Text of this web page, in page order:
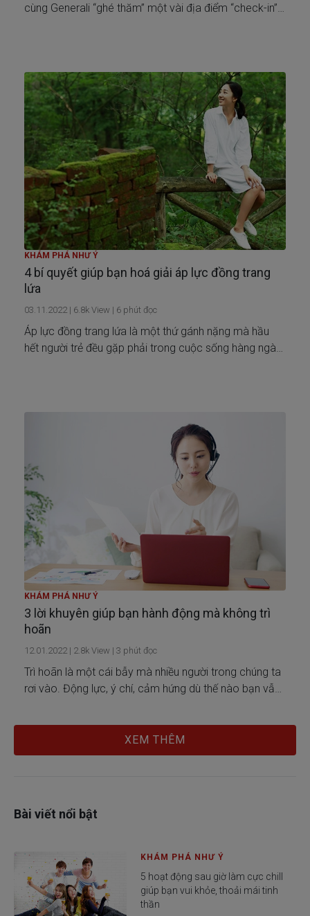
cùng Generali “ghé thăm” một vài địa điểm “check-in”
KHÁM PHÁ NHƯ Ý
4 bí quyết giúp bạn hoá giải áp lực đồng trang
lứa
03.11.2022 | 6.8k View | 6 phút đọc
Áp lực đồng trang lứa là một thứ gánh nặng mà hầu
hết người trẻ đều gặp phải trong cuộc sống hàng ngày.
KHÁM PHÁ NHƯ Ý
3 lời khuyên giúp bạn hành động mà không trì
hoãn
12.01.2022 | 2.8k View | 3 phút đọc
Trì hoãn là một cái bẫy mà nhiều người trong chúng ta
rơi vào. Động lực, ý chí, cảm hứng dù thế nào bạn vẫn
XEM THÊM
Bài viết nổi bật
KHÁM PHÁ NHƯ Ý
5 hoạt động sau giờ làm cực chill
giúp bạn vui khỏe, thoải mái tinh
thần